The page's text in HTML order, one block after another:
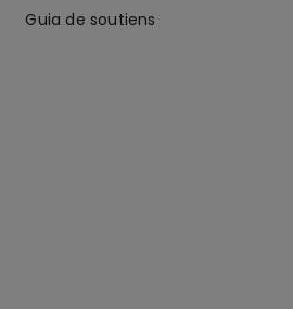
Guia de soutiens